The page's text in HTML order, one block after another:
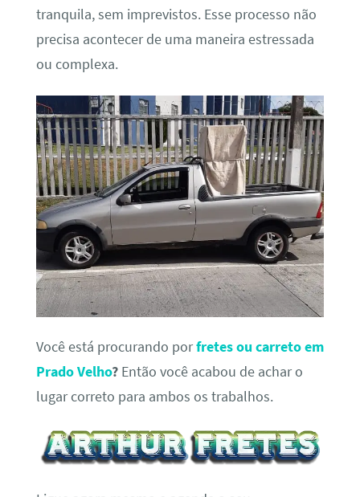
tranquila, sem imprevistos. Esse processo não
precisa acontecer de uma maneira estressada
ou complexa.
Você está procurando porfretes ou carreto em
Prado Velho?Então você acabou de achar o
lugar correto para ambos os trabalhos.